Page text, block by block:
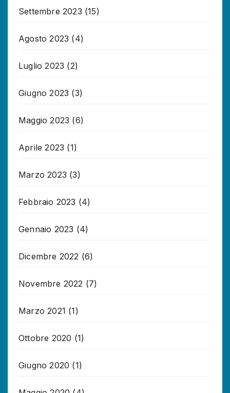
Settembre 2023 (15)
Agosto 2023 (4)
Luglio 2023 (2)
Giugno 2023 (3)
Maggio 2023 (6)
Aprile 2023 (1)
Marzo 2023 (3)
Febbraio 2023 (4)
Gennaio 2023 (4)
Dicembre 2022 (6)
Novembre 2022 (7)
Marzo 2021 (1)
Ottobre 2020 (1)
Giugno 2020 (1)